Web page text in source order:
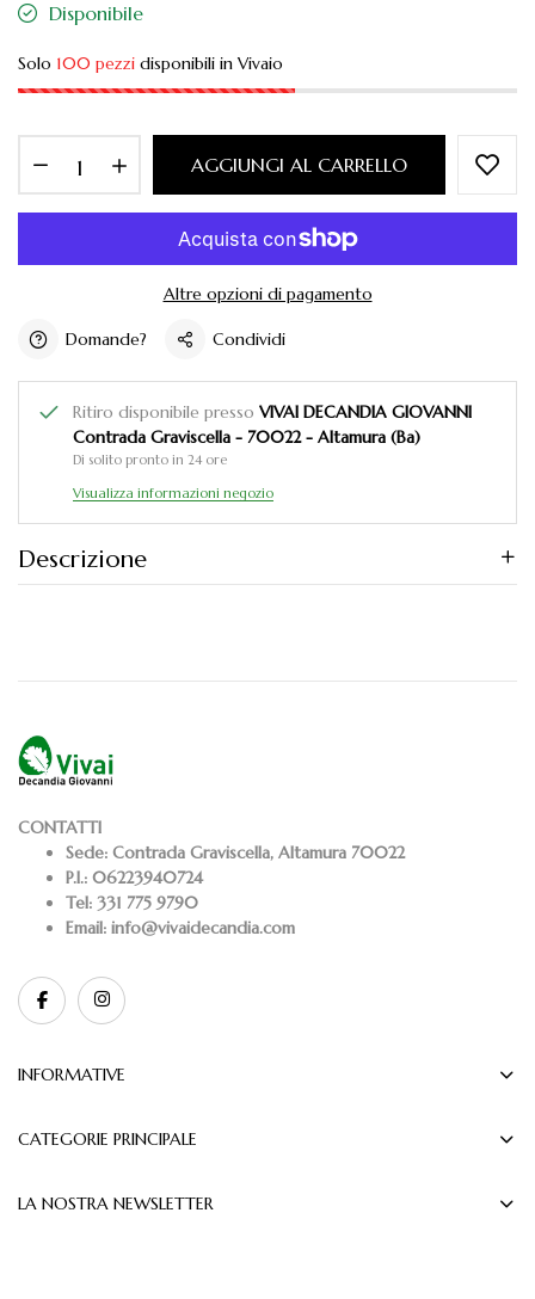
Disponibile
Solo 100 pezzi disponibili in Vivaio
AGGIUNGI AL CARRELLO
Altre opzioni di pagamento
Domande? Condividi
Ritiro disponibile presso VIVAI DECANDIA GIOVANNI
Contrada Graviscella - 70022 - Altamura (Ba)
Di solito pronto in 24 ore
Visualizza informazioni negozio
Descrizione
CONTATTI
Sede: Contrada Graviscella, Altamura 70022
P.I.: 06223940724
Tel: 331 775 9790
Email: info@vivaidecandia.com
INFORMATIVE
CATEGORIE PRINCIPALE
LA NOSTRA NEWSLETTER